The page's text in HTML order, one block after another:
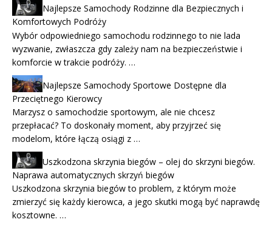
Najlepsze Samochody Rodzinne dla Bezpiecznych i
Komfortowych Podróży
Wybór odpowiedniego samochodu rodzinnego to nie lada
wyzwanie, zwłaszcza gdy zależy nam na bezpieczeństwie i
komforcie w trakcie podróży. …
Najlepsze Samochody Sportowe Dostępne dla
Przeciętnego Kierowcy
Marzysz o samochodzie sportowym, ale nie chcesz
przepłacać? To doskonały moment, aby przyjrzeć się
modelom, które łączą osiągi z …
Uszkodzona skrzynia biegów – olej do skrzyni biegów.
Naprawa automatycznych skrzyń biegów
Uszkodzona skrzynia biegów to problem, z którym może
zmierzyć się każdy kierowca, a jego skutki mogą być naprawdę
kosztowne. …